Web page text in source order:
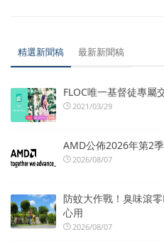
精選新聞稿 最新新聞稿
FLOC唯一基督徒專屬
2021/03/29
AMD公佈2026年第2
2026/08/07
防蚊大作戰！臭味滾
心用
2026/08/07